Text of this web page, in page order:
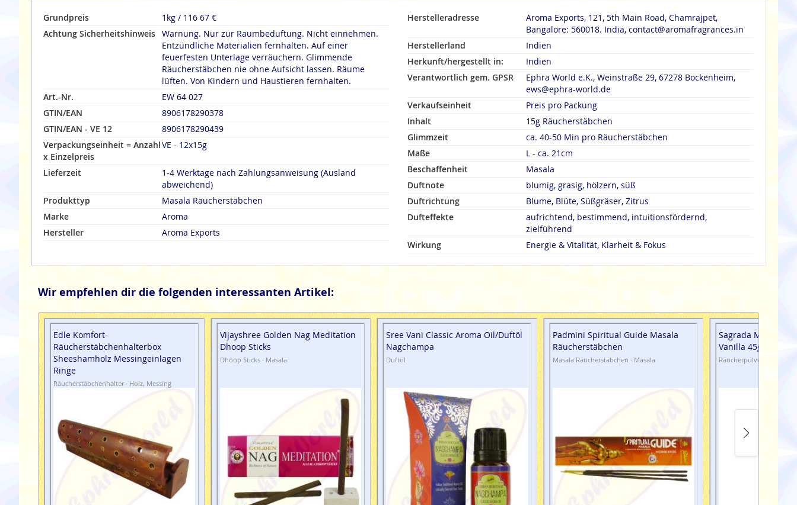
Grundpreis
1kg / 116 67 €
Achtung Sicherheitshinweis Warnung. Nur zur Raumbeduftung. Nicht einnehmen.
Entzündliche Materialien fernhalten. Auf einer
feuerfesten Unterlage verräuchern. Glimmende
Räucherstäbchen nie ohne Aufsicht lassen. Räume
lüften. Von Kindern und Haustieren fernhalten.
Art.-Nr.
EW 64 027
GTIN/EAN
8906178290378
GTIN/EAN - VE 12
8906178290439
Verpackungseinheit = Anzahl
x Einzelpreis
VE - 12x15g
Lieferzeit
1-4 Werktage nach Zahlungsanweisung (Ausland
abweichend)
Produkttyp
Masala Räucherstäbchen
Marke
Aroma
Hersteller
Aroma Exports
Herstelleradresse
Aroma Exports, 121, 5th Main Road, Chamrajpet,
Bangalore: 560018. India, contact@aromafragrances.in
Herstellerland
Indien
Herkunft/hergestellt in:
Indien
Verantwortlich gem. GPSR
Ephra World e.K., Weinstraße 29, 67278 Bockenheim,
ews@ephra-world.de
Verkaufseinheit
Preis pro Packung
Inhalt
15g Räucherstäbchen
Glimmzeit
ca. 40-50 Min pro Räucherstäbchen
Maße
L - ca. 21cm
Beschaffenheit
Masala
Duftnote
blumig, grasig, hölzern, süß
Duftrichtung
Blume, Blüte, Süßgräser, Zitrus
Dufteffekte
aufrichtend, bestimmend, intuitionsfördernd,
zielführend
Wirkung
Energie & Vitalität, Klarheit & Fokus
Wir empfehlen dir die folgenden interessanten Artikel:
Edle Komfort-
Räucherstäbchenhalterbox
Sheeshamholz Messingeinlagen
Ringe
Räucherstäbchenhalter · Holz, Messing
Vijayshree Golden Nag Meditation
Dhoop Sticks
Dhoop Sticks · Masala
Sree Vani Classic Aroma Oil/Duftöl
Nagchampa
Duftöl
Padmini Spiritual Guide Masala
Räucherstäbchen
Masala Räucherstäbchen · Masala
Sagrada Madre
Vanilla 45g
Räucherpulver